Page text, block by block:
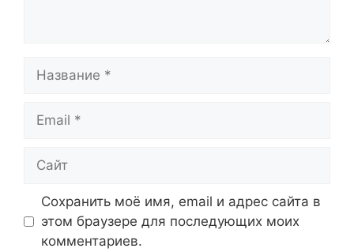
Название
Email
Сайт
Сохранить моё имя, email и адрес сайта в
этом браузере для последующих моих
комментариев.